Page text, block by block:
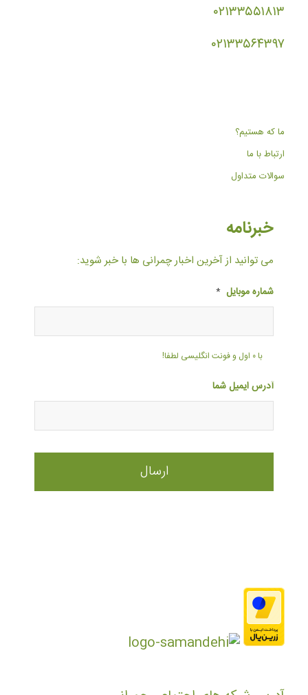
۰۲۱۳۳۵۵۱۸۱۳
۰۲۱۳۳۵۶۴۳۹۷
ما که هستیم؟
ارتباط با ما
سوالات متداول
خبرنامه
می توانید از آخرین اخبار چمرانی ها با خبر شوید:
شماره موبایل *
با ۰ اول و فونت انگلیسی لطفا!
آدرس ایمیل شما